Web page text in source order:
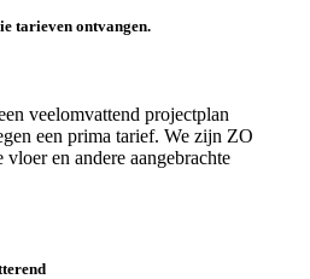
tarieven ontvangen.
veelomvattend projectplan
een prima tarief. We zijn ZO
en andere aangebrachte